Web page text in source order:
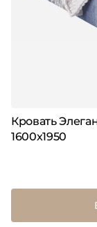
Кровать
1600х1950